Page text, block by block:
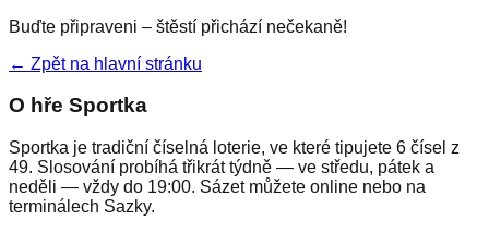
Buďte připraveni – štěstí přichází nečekaně!
← Zpět na hlavní stránku
O hře Sportka
Sportka je tradiční číselná loterie, ve které tipujete 6 čísel z
49. Slosování probíhá třikrát týdně — ve středu, pátek a
neděli — vždy do 19:00. Sázet můžete online nebo na
terminálech Sazky.